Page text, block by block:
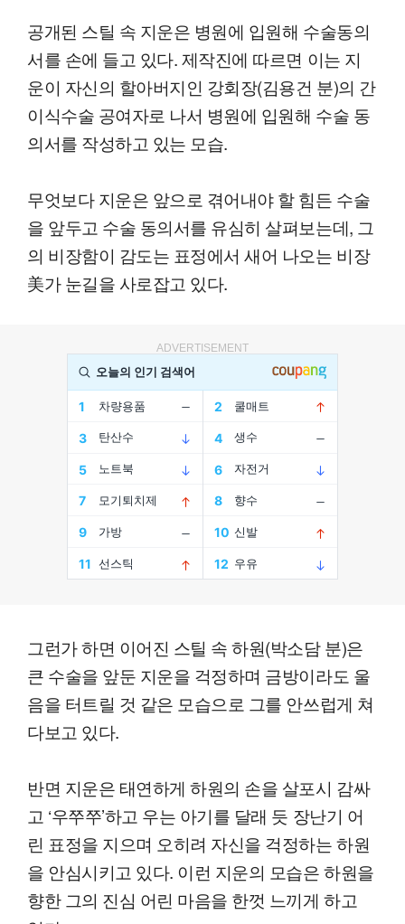
공개된 스틸 속 지운은 병원에 입원해 수술동의
서를 손에 들고 있다. 제작진에 따르면 이는 지
운이 자신의 할아버지인 강회장(김용건 분)의 간
이식수술 공여자로 나서 병원에 입원해 수술 동
의서를 작성하고 있는 모습.
무엇보다 지운은 앞으로 겪어내야 할 힘든 수술
을 앞두고 수술 동의서를 유심히 살펴보는데, 그
의 비장함이 감도는 표정에서 새어 나오는 비장
美가 눈길을 사로잡고 있다.
ADVERTISEMENT
그런가 하면 이어진 스틸 속 하원(박소담 분)은
큰 수술을 앞둔 지운을 걱정하며 금방이라도 울
음을 터트릴 것 같은 모습으로 그를 안쓰럽게 쳐
다보고 있다.
반면 지운은 태연하게 하원의 손을 살포시 감싸
고 ‘우쭈쭈’하고 우는 아기를 달래 듯 장난기 어
린 표정을 지으며 오히려 자신을 걱정하는 하원
을 안심시키고 있다. 이런 지운의 모습은 하원을
향한 그의 진심 어린 마음을 한껏 느끼게 하고